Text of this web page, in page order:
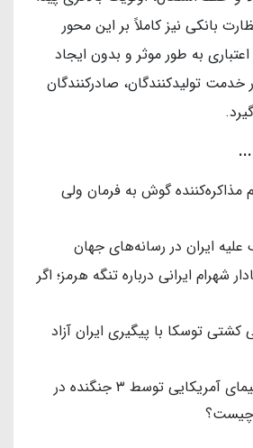
بانکی نیز کاملاً بر این محور
به طور موثر و بدون ایجاد
تولیدکنندگان، صادرکنندگان
مذاکره‌کننده گوش به فرمان ولی
علیه ایران در رسانه‌های جهان
شهرام ایرانی درباره تنگه هرمز؛ اگر
کشتی توسکا با پیگیری ایران آزاد
اسکورت یک هواپیمای آمریکایی توسط ۳ جنگنده در
چیست؟